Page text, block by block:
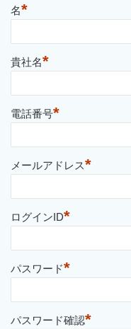
名*
貴社名*
電話番号*
メールアドレス*
ログインID*
パスワード*
パスワード確認*